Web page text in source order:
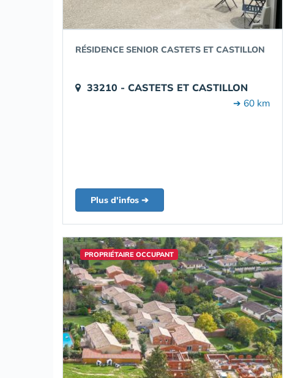
RÉSIDENCE SENIOR CASTETS ET CASTILLON
33210 - CASTETS ET CASTILLON
➔ 60 km
Plus d'infos ➔
PROPRIÉTAIRE OCCUPANT